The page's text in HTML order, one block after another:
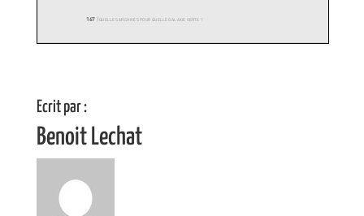
Ecrit par :
Benoit Lechat